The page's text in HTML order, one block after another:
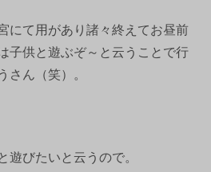
にて用があり諸々終えてお昼前
子供と遊ぶぞ～と云うことで行
さん（笑）。
遊びたいと云うので。